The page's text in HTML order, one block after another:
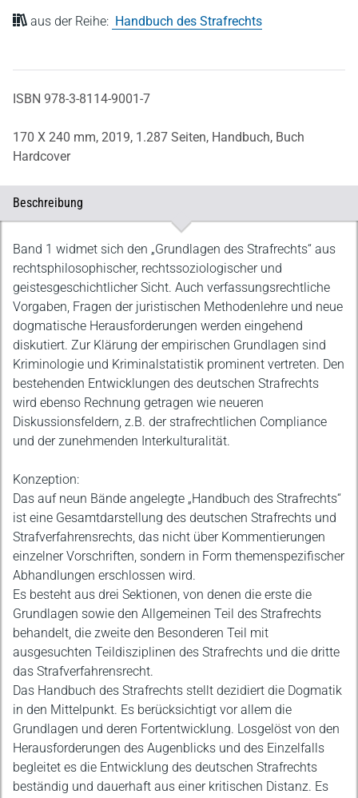
aus der Reihe: Handbuch des Strafrechts
ISBN 978-3-8114-9001-7
170 X 240 mm, 2019, 1.287 Seiten, Handbuch, Buch
Hardcover
Beschreibung
Beschreibung
Band 1 widmet sich den „Grundlagen des Strafrechts“ aus
rechtsphilosophischer, rechtssoziologischer und
geistesgeschichtlicher Sicht. Auch verfassungsrechtliche
Vorgaben, Fragen der juristischen Methodenlehre und neue
dogmatische Herausforderungen werden eingehend
diskutiert. Zur Klärung der empirischen Grundlagen sind
Kriminologie und Kriminalstatistik prominent vertreten. Den
bestehenden Entwicklungen des deutschen Strafrechts
wird ebenso Rechnung getragen wie neueren
Diskussionsfeldern, z.B. der strafrechtlichen Compliance
und der zunehmenden Interkulturalität.
Konzeption:
Das auf neun Bände angelegte „Handbuch des Strafrechts“
ist eine Gesamtdarstellung des deutschen Strafrechts und
Strafverfahrensrechts, das nicht über Kommentierungen
einzelner Vorschriften, sondern in Form themenspezifischer
Abhandlungen erschlossen wird.
Es besteht aus drei Sektionen, von denen die erste die
Grundlagen sowie den Allgemeinen Teil des Strafrechts
behandelt, die zweite den Besonderen Teil mit
ausgesuchten Teildisziplinen des Strafrechts und die dritte
das Strafverfahrensrecht.
Das Handbuch des Strafrechts stellt dezidiert die Dogmatik
in den Mittelpunkt. Es berücksichtigt vor allem die
Grundlagen und deren Fortentwicklung. Losgelöst von den
Herausforderungen des Augenblicks und des Einzelfalls
begleitet es die Entwicklung des deutschen Strafrechts
beständig und dauerhaft aus einer kritischen Distanz. Es